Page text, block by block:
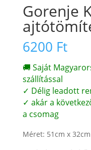
Gorenje
6200 Ft
🚚 Saját
szállítással
✓ Délig leadott
✓ akár a
a csomag
Méret: 51cm x 32cm